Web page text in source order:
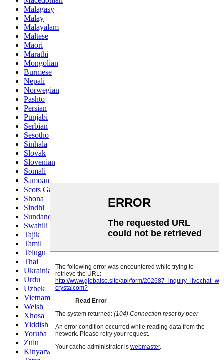
Malagasy
Malay
Malayalam
Maltese
Maori
Marathi
Mongolian
Burmese
Nepali
Norwegian
Pashto
Persian
Punjabi
Serbian
Sesotho
Sinhala
Slovak
Slovenian
Somali
Samoan
Scots Gaelic
Shona
Sindhi
Sundanese
Swahili
Tajik
Tamil
Telugu
Thai
Ukrainian
Urdu
Uzbek
Vietnamese
Welsh
Xhosa
Yiddish
Yoruba
Zulu
Kinyarwanda